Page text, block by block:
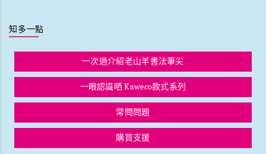
知多一點
一次過介紹老山羊書法筆尖
一眼認識哂 Kaweco款式系列
常問問題
購買支援